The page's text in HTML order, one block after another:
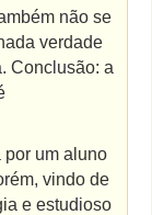
não se
verdade
Conclusão: a
por um aluno
vindo de
e estudioso